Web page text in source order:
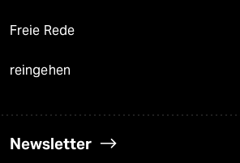
Freie Rede
reingehen
Newsletter